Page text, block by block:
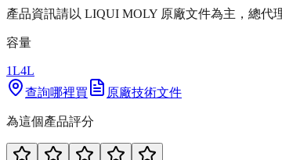
產品資訊請以 LIQUI MOLY 原廠文件為主，總代
容量
1L4L
查詢哪裡買
原廠技術文件
為這個產品評分